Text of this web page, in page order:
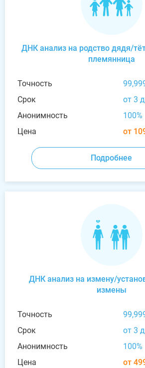
ДНК анализ на родство дядя/
племянница
Точность
Срок
от 3
Анонимность
100%
Цена
от
Подробнее
ДНК анализ на измену/
измены
Точность
Срок
от 3
Анонимность
100%
Цена
от